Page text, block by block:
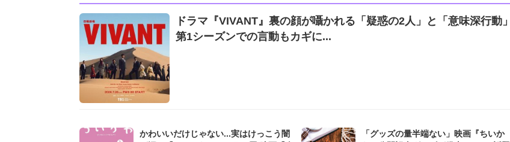
ドラマ『VIVANT』裏の顔が囁かれる「疑惑の2人」と「意味深行動」
第1シーズンでの言動もカギに...
かわいいだけじゃない...実はけっこう闇
「グッズの量半端ない」映画『ちいか